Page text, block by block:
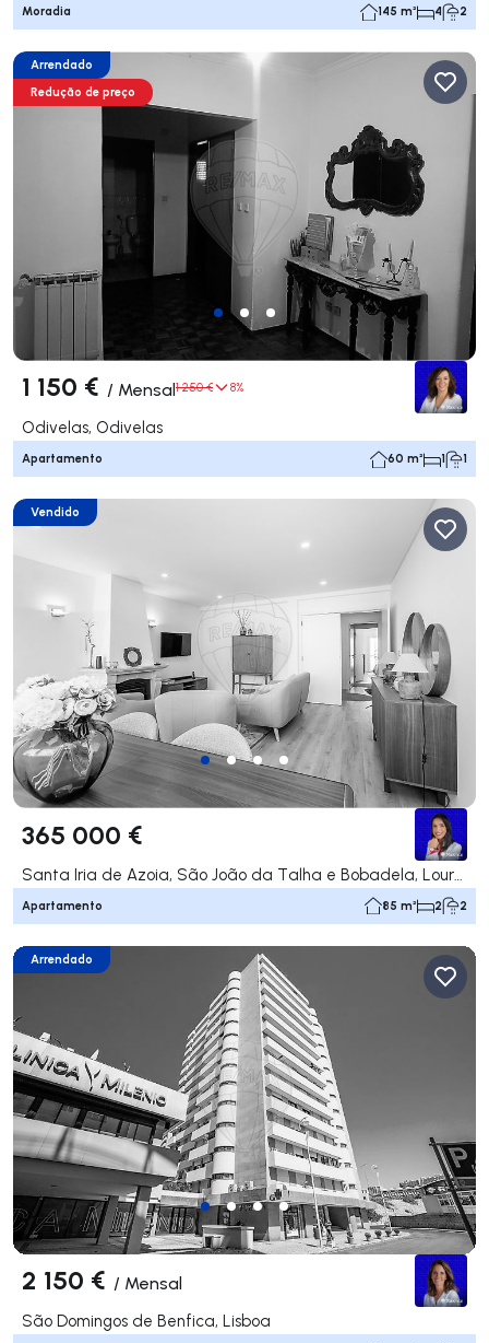
Moradia 145 m² 4 2
Arrendado
Redução de preço
1 150 € / Mensal1 250 € 8%
Odivelas, Odivelas
Apartamento 60 m² 1 1
Vendido
365 000 €
Apartamento 85 m² 2 2
Arrendado
2 150 € / Mensal
São Domingos de Benfica, Lisboa